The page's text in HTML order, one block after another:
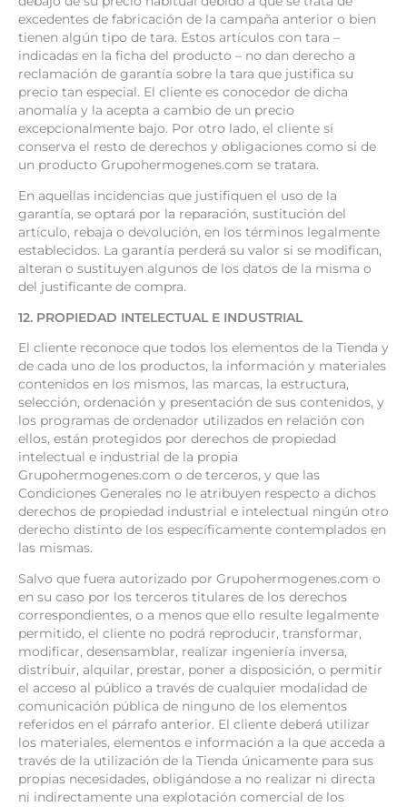
excedentes de fabricación de la campaña anterior o bien
tienen algún tipo de tara. Estos artículos con tara –
indicadas en la ficha del producto – no dan derecho a
reclamación de garantía sobre la tara que justifica su
precio tan especial. El cliente es conocedor de dicha
anomalía y la acepta a cambio de un precio
excepcionalmente bajo. Por otro lado, el cliente sí
conserva el resto de derechos y obligaciones como si de
un producto Grupohermogenes.com se tratara.
En aquellas incidencias que justifiquen el uso de la
garantía, se optará por la reparación, sustitución del
artículo, rebaja o devolución, en los términos legalmente
establecidos. La garantía perderá su valor si se modifican,
alteran o sustituyen algunos de los datos de la misma o
del justificante de compra.
12. PROPIEDAD INTELECTUAL E INDUSTRIAL
El cliente reconoce que todos los elementos de la Tienda y
de cada uno de los productos, la información y materiales
contenidos en los mismos, las marcas, la estructura,
selección, ordenación y presentación de sus contenidos, y
los programas de ordenador utilizados en relación con
ellos, están protegidos por derechos de propiedad
intelectual e industrial de la propia
Grupohermogenes.com o de terceros, y que las
Condiciones Generales no le atribuyen respecto a dichos
derechos de propiedad industrial e intelectual ningún otro
derecho distinto de los específicamente contemplados en
las mismas.
Salvo que fuera autorizado por Grupohermogenes.com o
en su caso por los terceros titulares de los derechos
correspondientes, o a menos que ello resulte legalmente
permitido, el cliente no podrá reproducir, transformar,
modificar, desensamblar, realizar ingeniería inversa,
distribuir, alquilar, prestar, poner a disposición, o permitir
el acceso al público a través de cualquier modalidad de
comunicación pública de ninguno de los elementos
referidos en el párrafo anterior. El cliente deberá utilizar
los materiales, elementos e información a la que acceda a
través de la utilización de la Tienda únicamente para sus
propias necesidades, obligándose a no realizar ni directa
ni indirectamente una explotación comercial de los